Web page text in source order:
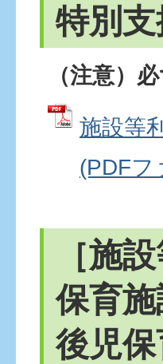
特別
（注意）
施設等
(PDFフ
［施
保育
後児